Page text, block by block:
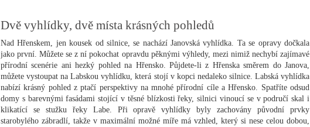
Dvě vyhlídky, dvě místa krásných pohledů
Nad Hřenskem, jen kousek od silnice, se nachází Janovská vyhlídka. Ta se opravy dočkala
jako první. Můžete se z ní pokochat opravdu pěknými výhledy, mezi nimiž nechybí zajímavé
přírodní scenérie ani hezký pohled na Hřensko. Půjdete-li z Hřenska směrem do Janova,
můžete vystoupat na Labskou vyhlídku, která stojí v kopci nedaleko silnice. Labská vyhlídka
nabízí krásný pohled z ptačí perspektivy na mnohé přírodní cíle a Hřensko. Spatříte odsud
domy s barevnými fasádami stojící v těsné blízkosti řeky, silnici vinoucí se v područí skal i
klikatící se stužku řeky Labe. Při opravě vyhlídky byly zachovány původní prvky
starobylého zábradlí, takže v maximální možné míře má vzhled, který si nese celou dobou,